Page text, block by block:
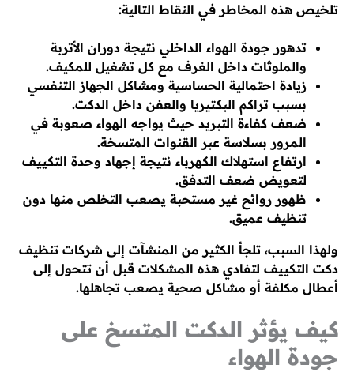
تلخيص هذه المخاطر في النقاط التالية:
تدهور جودة الهواء الداخلي نتيجة دوران الأتربة
والملوثات داخل الغرف مع كل تشغيل للمكيف.
زيادة احتمالية الحساسية ومشاكل الجهاز التنفسي
بسبب تراكم البكتيريا والعفن داخل الدكت.
ضعف كفاءة التبريد حيث يواجه الهواء صعوبة في
المرور بسلاسة عبر القنوات المتسخة.
ارتفاع استهلاك الكهرباء نتيجة إجهاد وحدة التكييف
لتعويض ضعف التدفق.
ظهور روائح غير مستحبة يصعب التخلص منها دون
تنظيف عميق.
ولهذا السبب، تلجأ الكثير من المنشآت إلى شركات تنظيف
دكت التكييف لتفادي هذه المشكلات قبل أن تتحول إلى
أعطال مكلفة أو مشاكل صحية يصعب تجاهلها.
كيف يؤثر الدكت المتسخ على
جودة الهواء